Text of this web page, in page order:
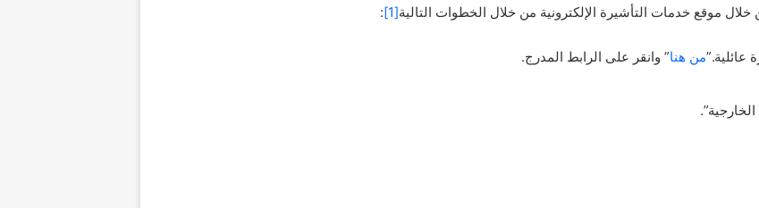
خلال موقع خدمات التأشيرة الإلكترونية من خلال الخطوات التالية[1]
:
عائلية.”من هنا” وانقر على الرابط المدرج.